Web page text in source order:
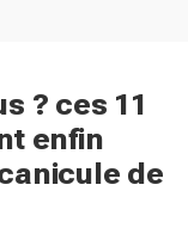
? ces 11
enfin
de